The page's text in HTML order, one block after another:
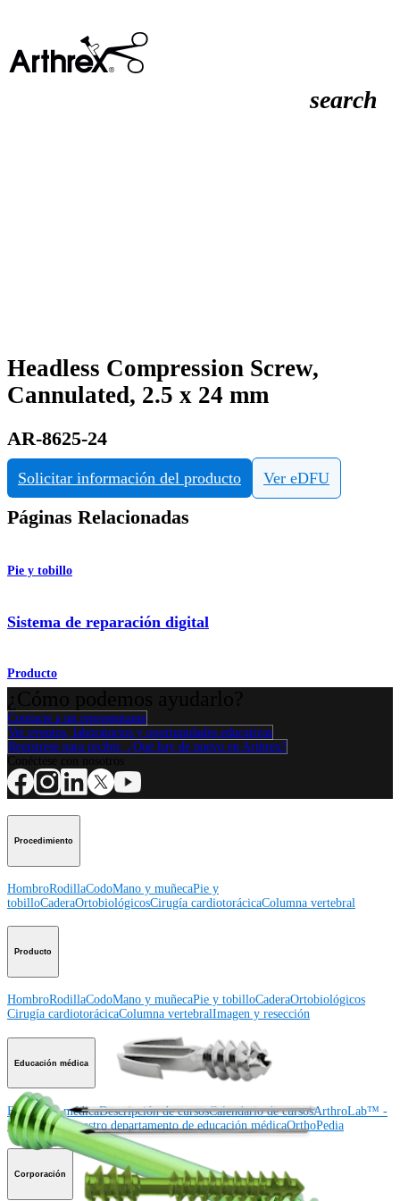
search
Headless Compression Screw,
Cannulated, 2.5 x 24 mm
AR-8625-24
Solicitar información del producto Ver eDFU
Páginas Relacionadas
Pie y tobillo
Sistema de reparación digital
Producto
Contacte a un representante
Ver eventos, laboratorios y oportunidades educativas
Regístrese para recibir: ¿Qué hay de nuevo en Arthrex?
Procedimiento
HombroRodillaCodoMano y muñecaPie y
tobilloCaderaOrtobiológicosCirugía cardiotorácicaColumna vertebral
Producto
HombroRodillaCodoMano y muñecaPie y tobilloCaderaOrtobiológicos
Cirugía cardiotorácicaColumna vertebralImagen y resección
Educación médica
Educación médicaDescripción de cursosCalendario de cursosArthroLab™ -
UbicacionesNuestro departamento de educación médicaOrthoPedia
Corporación